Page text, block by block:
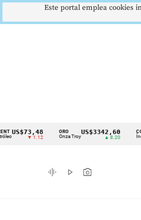
Cintillo
indicadores
económicos
▼ 1.12
ORO
Onza Troy
US$3342,60 COLCAP
Índ. Bursátil
graphic_eq play_arrow photo_camera
Este portal emplea cookies